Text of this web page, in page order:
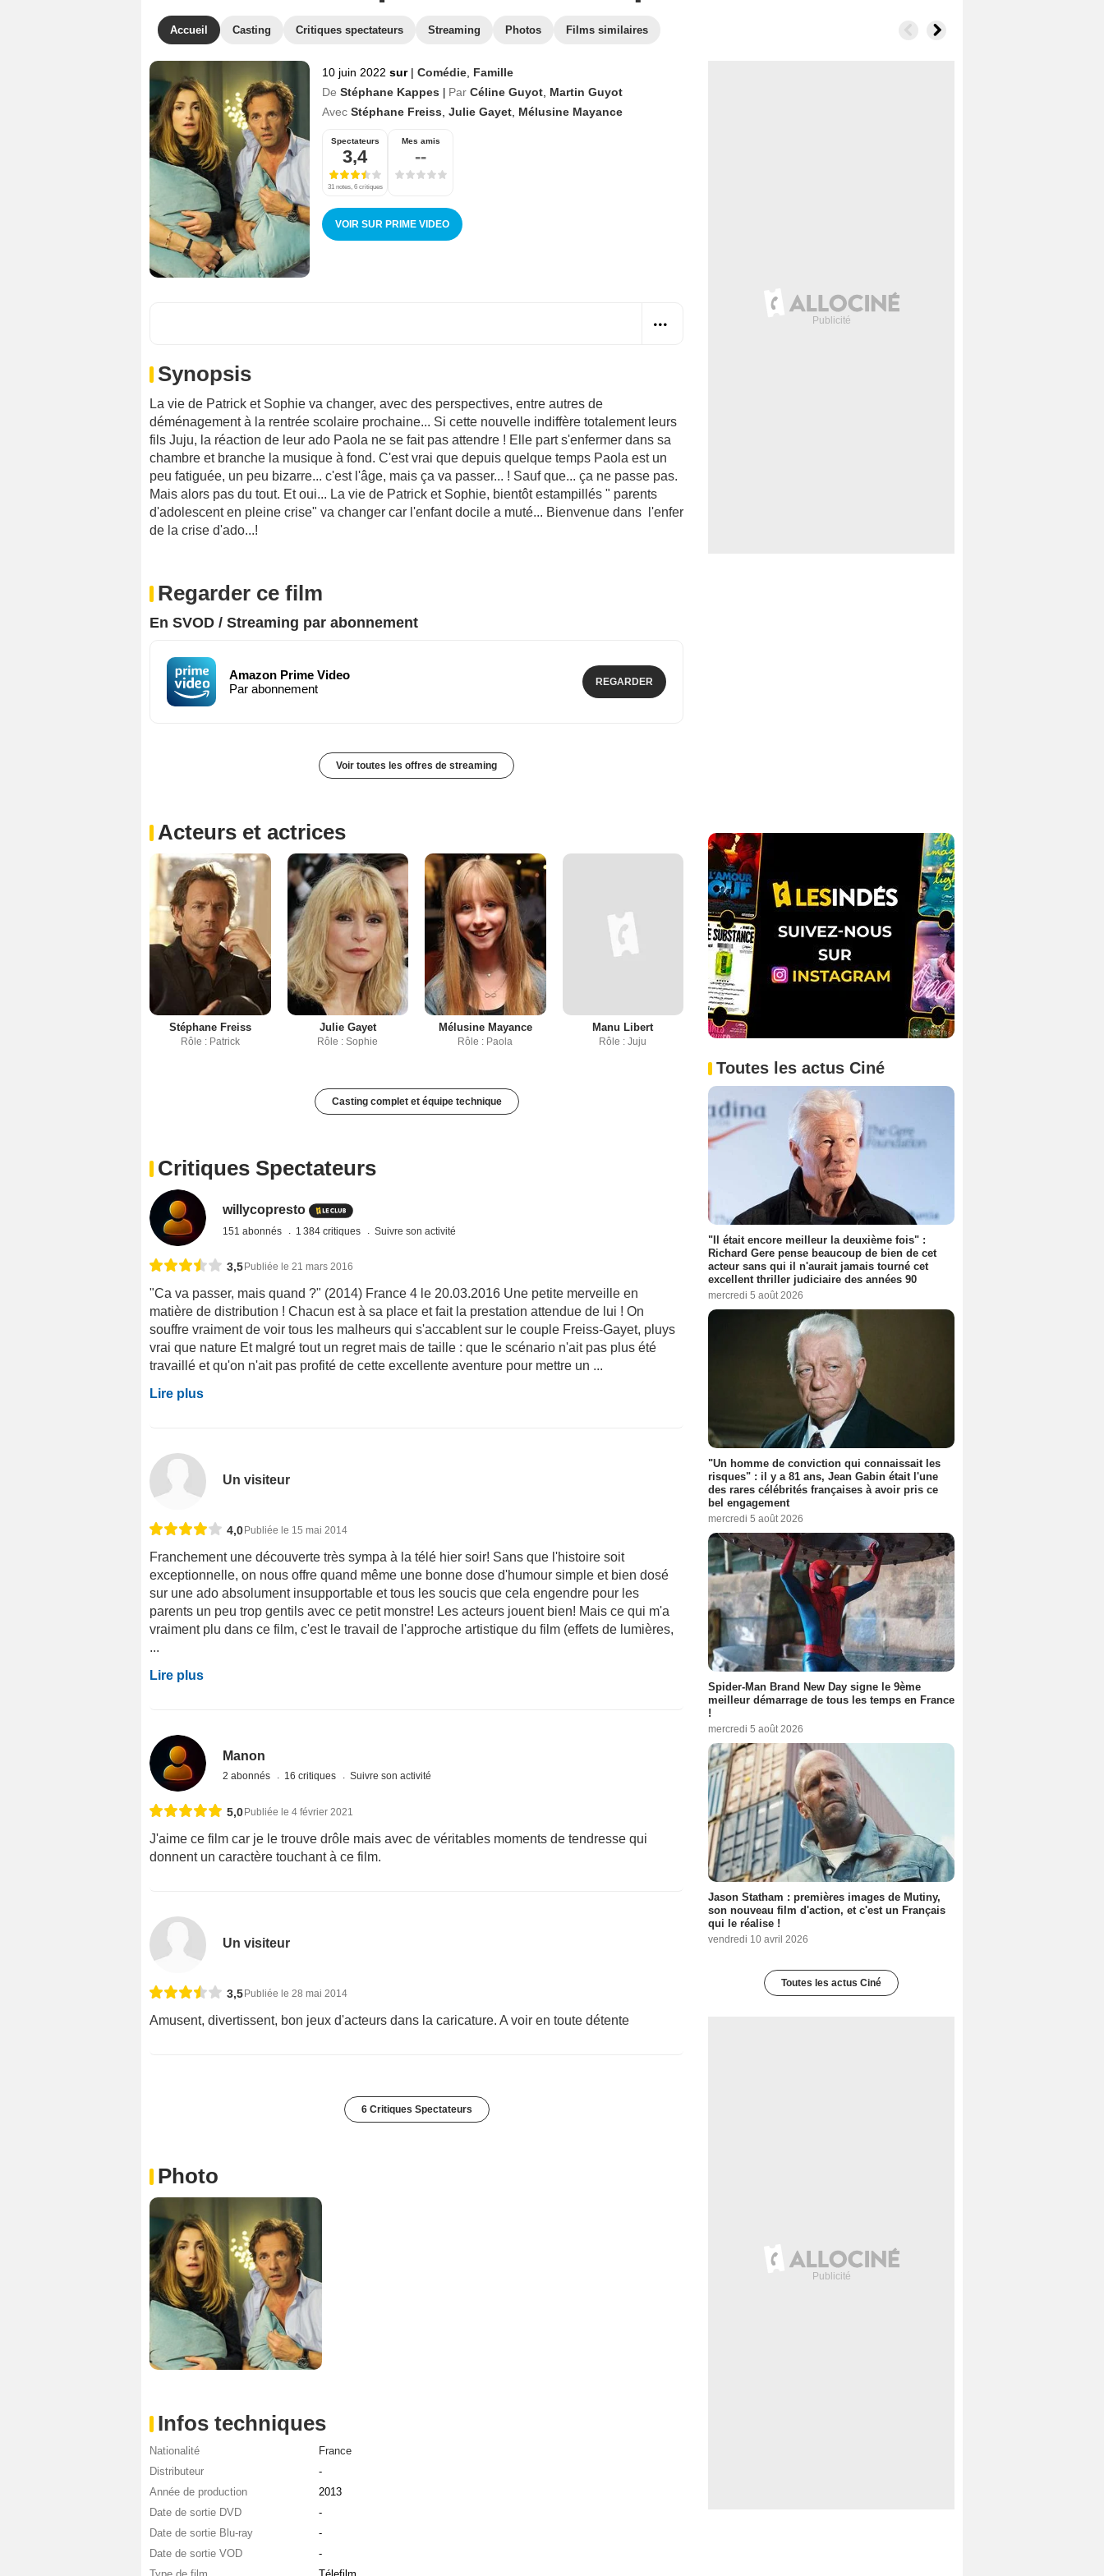
Accueil Casting Critiques spectateurs Streaming Photos Films similaires
10 juin 2022 sur | Comédie Famille
De Stéphane Kappes Par Céline Guyot Martin Guyot
Avec Stéphane Freiss Julie Gayet Mélusine Mayance
Spectateurs
3,4
31 notes, 6 critiques
Mes amis
--
VOIR SUR PRIME VIDEO
Synopsis
La vie de Patrick et Sophie va changer, avec des perspectives, entre autres de
déménagement à la rentrée scolaire prochaine... Si cette nouvelle indiffère totalement leurs
fils Juju, la réaction de leur ado Paola ne se fait pas attendre ! Elle part s'enfermer dans sa
chambre et branche la musique à fond. C'est vrai que depuis quelque temps Paola est un
peu fatiguée, un peu bizarre... c'est l'âge, mais ça va passer... ! Sauf que... ça ne passe pas.
Mais alors pas du tout. Et oui... La vie de Patrick et Sophie, bientôt estampillés " parents
d'adolescent en pleine crise" va changer car l'enfant docile a muté... Bienvenue dans l'enfer
de la crise d'ado...!
Regarder ce film
En SVOD / Streaming par abonnement
Amazon Prime Video
Par abonnement
REGARDER
Voir toutes les offres de streaming
Acteurs et actrices
Stéphane Freiss
Rôle : Patrick
Julie Gayet
Rôle : Sophie
Mélusine Mayance
Rôle : Paola
Manu Libert
Rôle : Juju
Casting complet et équipe technique
Critiques Spectateurs
willycopresto
151 abonnés 1 384 critiques Suivre son activité
3,5 Publiée le 21 mars 2016
"Ca va passer, mais quand ?" (2014) France 4 le 20.03.2016 Une petite merveille en
matière de distribution ! Chacun est à sa place et fait la prestation attendue de lui ! On
souffre vraiment de voir tous les malheurs qui s'accablent sur le couple Freiss-Gayet, pluys
vrai que nature Et malgré tout un regret mais de taille : que le scénario n'ait pas plus été
travaillé et qu'on n'ait pas profité de cette excellente aventure pour mettre un ...
Lire plus
Un visiteur
4,0 Publiée le 15 mai 2014
Franchement une découverte très sympa à la télé hier soir! Sans que l'histoire soit
exceptionnelle, on nous offre quand même une bonne dose d'humour simple et bien dosé
sur une ado absolument insupportable et tous les soucis que cela engendre pour les
parents un peu trop gentils avec ce petit monstre! Les acteurs jouent bien! Mais ce qui m'a
vraiment plu dans ce film, c'est le travail de l'approche artistique du film (effets de lumières,
...
Lire plus
Manon
2 abonnés 16 critiques Suivre son activité
5,0 Publiée le 4 février 2021
J'aime ce film car je le trouve drôle mais avec de véritables moments de tendresse qui
donnent un caractère touchant à ce film.
Un visiteur
3,5 Publiée le 28 mai 2014
Amusent, divertissent, bon jeux d'acteurs dans la caricature. A voir en toute détente
6 Critiques Spectateurs
Photo
Infos techniques
Nationalité
France
Distributeur
-
Année de production
2013
Date de sortie DVD
-
Date de sortie Blu-ray
-
Date de sortie VOD
-
Toutes les actus Ciné
"Il était encore meilleur la deuxième fois" :
Richard Gere pense beaucoup de bien de cet
acteur sans qui il n'aurait jamais tourné cet
excellent thriller judiciaire des années 90
mercredi 5 août 2026
"Un homme de conviction qui connaissait les
risques" : il y a 81 ans, Jean Gabin était l'une
des rares célébrités françaises à avoir pris ce
bel engagement
mercredi 5 août 2026
Spider-Man Brand New Day signe le 9ème
meilleur démarrage de tous les temps en France
!
mercredi 5 août 2026
Jason Statham : premières images de Mutiny,
son nouveau film d'action, et c'est un Français
qui le réalise !
vendredi 10 avril 2026
Toutes les actus Ciné